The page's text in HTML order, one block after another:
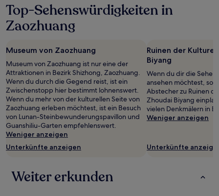
letzten
24 Stunden
für
einen
mit
von
2 Erwachsenen
gefunden
wurde.
Preise
und
Verfügbarkeiten
können
sich
ändern.
zusätzliche
Bedingungen
Top-Sehenswürdigkeiten in
Zaozhuang
Museum von Zaozhuang
Museum von Zaozhuang ist nur eine der
Attraktionen in Bezirk Shizhong, Zaozhuang.
Wenn du durch die Gegend reist, ist ein
Zwischenstopp hier bestimmt lohnenswert.
Wenn du mehr von der kulturellen Seite von
Zaozhuang erleben möchtest, ist ein Besuch
von Lunan-Steinbewunderungspavillon und
Guanshiliu-Garten empfehlenswert.
Weniger anzeigen
Unterkünfte anzeigen
Ruinen der
Biyang
Wenn du dir die
ansehen möchtest,
Abstecher zu Ruinen
Zhoudai Biyang
vielen Denkmälern in
Weniger anzeigen
Unterkünfte
Weiter erkunden